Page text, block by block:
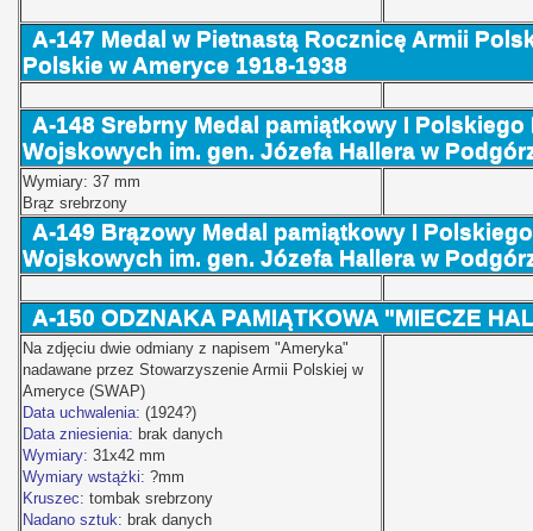
A-147 Medal w Pietnastą Rocznicę Armii
Polskie w Ameryce 1918-1938
A-148 Srebrny Medal pamiątkowy I
Wojskowych im. gen. Józefa Hallera w
Wymiary: 37 mm
Brąz srebrzony
A-149 Brązowy Medal pamiątkowy I
Wojskowych im. gen. Józefa Hallera w
A-150 ODZNAKA PAMIĄTKOWA "MIECZE
Na zdjęciu dwie odmiany z napisem "Ameryka"
nadawane przez Stowarzyszenie Armii Polskiej w
Ameryce (SWAP)
Data uchwalenia: (1924?)
Data zniesienia: brak danych
Wymiary: 31x42 mm
Wymiary wstążki: ?mm
Kruszec: tombak srebrzony
Nadano sztuk: brak danych